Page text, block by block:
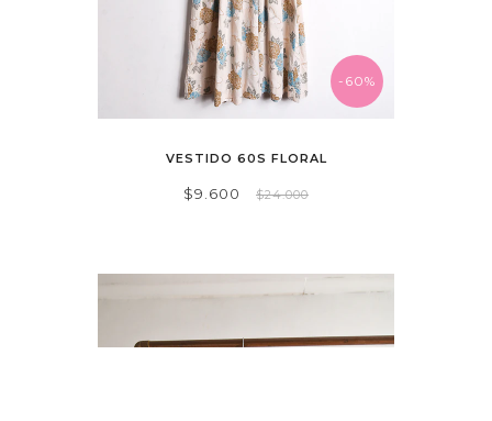
-60%
VESTIDO 60S FLORAL
$9.600 $24.000